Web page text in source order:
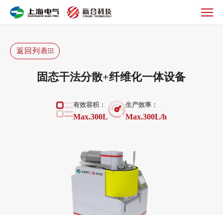
返回列表
固态干法分散+纤维化一体设备
有效容积：
Max.300L
⽣产效率：
Max.300L/h